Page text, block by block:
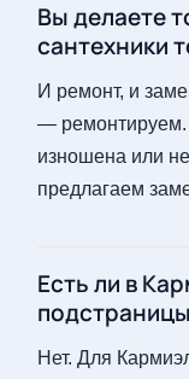
Вы делаете
сантехники
И ремонт, и
— ремонтируем.
изношена или
предлагаем
Есть ли в
Нет. Для